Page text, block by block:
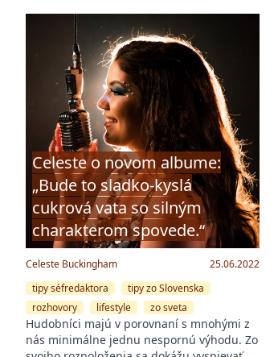
Celeste o novom albume:
„Bude to sladko-kyslá
cukrová vata so silným
charakterom spovede.“
Celeste Buckingham
25.06.2022
tipy séfredaktora
tipy zo Slovenska
rozhovory
lifestyle zo sveta
Hudobníci majú v porovnaní s mnohými z
nás minimálne jednu nespornú výhodu. Zo